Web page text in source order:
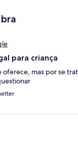
para criança
mas por se